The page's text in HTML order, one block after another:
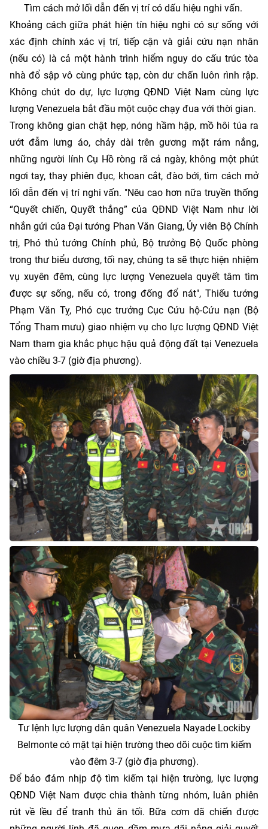
Tìm cách mở lối dẫn đến vị trí có dấu hiệu nghi vấn.
Khoảng cách giữa phát hiện tín hiệu nghi có sự sống với
xác định chính xác vị trí, tiếp cận và giải cứu nạn nhân
(nếu có) là cả một hành trình hiểm nguy do cấu trúc tòa
nhà đổ sập vô cùng phức tạp, còn dư chấn luôn rình rập.
Không chút do dự, lực lượng QĐND Việt Nam cùng lực
lượng Venezuela bắt đầu một cuộc chạy đua với thời gian.
Trong không gian chật hẹp, nóng hầm hập, mồ hôi túa ra
ướt đẫm lưng áo, chảy dài trên gương mặt rám nắng,
những người lính Cụ Hồ ròng rã cả ngày, không một phút
ngơi tay, thay phiên đục, khoan cắt, đào bới, tìm cách mở
lối dẫn đến vị trí nghi vấn. "Nêu cao hơn nữa truyền thống
“Quyết chiến, Quyết thắng” của QĐND Việt Nam như lời
nhắn gửi của Đại tướng Phan Văn Giang, Ủy viên Bộ Chính
trị, Phó thủ tướng Chính phủ, Bộ trưởng Bộ Quốc phòng
trong thư biểu dương, tối nay, chúng ta sẽ thực hiện nhiệm
vụ xuyên đêm, cùng lực lượng Venezuela quyết tâm tìm
được sự sống, nếu có, trong đống đổ nát", Thiếu tướng
Phạm Văn Tỵ, Phó cục trưởng Cục Cứu hộ-Cứu nạn (Bộ
Tổng Tham mưu) giao nhiệm vụ cho lực lượng QĐND Việt
Nam tham gia khắc phục hậu quả động đất tại Venezuela
vào chiều 3-7 (giờ địa phương).
Tư lệnh lực lượng dân quân Venezuela Nayade Lockiby
Belmonte có mặt tại hiện trường theo dõi cuộc tìm kiếm
vào đêm 3-7 (giờ địa phương).
Để bảo đảm nhịp độ tìm kiếm tại hiện trường, lực lượng
QĐND Việt Nam được chia thành từng nhóm, luân phiên
rút về lều để tranh thủ ăn tối. Bữa cơm dã chiến được